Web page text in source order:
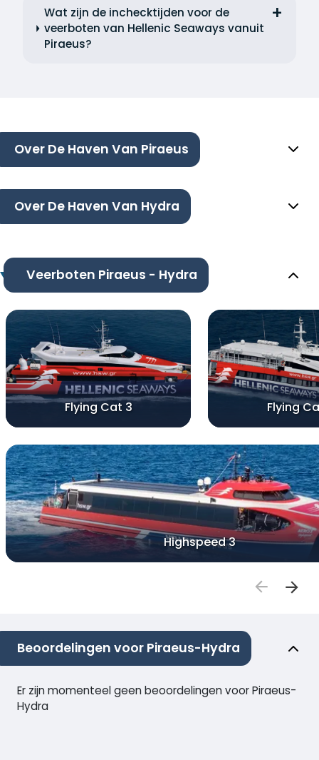
Wat zijn de inchecktijden voor de
veerboten van Hellenic Seaways vanuit
Piraeus?
Over De Haven Van Piraeus
Over De Haven Van Hydra
Veerboten Piraeus - Hydra
Flying Cat 3 Flying
Highspeed 3
Beoordelingen voor Piraeus-Hydra
Er zijn momenteel geen beoordelingen voor Piraeus-
Hydra